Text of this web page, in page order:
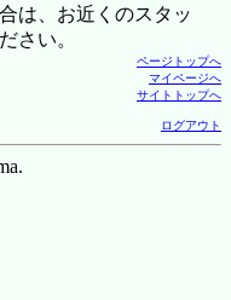
は、お近くのスタッ
さい。
ページトップへ
マイページへ
サイトトップへ
ログアウト